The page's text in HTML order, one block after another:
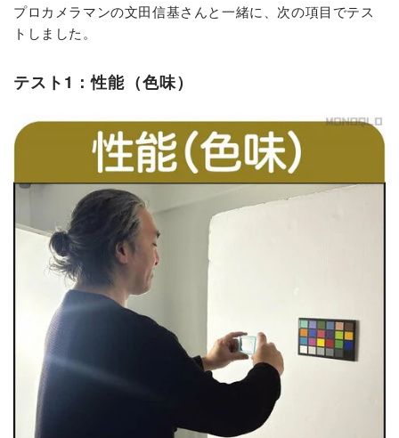
プロカメラマンの文田信基さんと一緒に、次の項目でテス
トしました。
テスト1：性能（色味）